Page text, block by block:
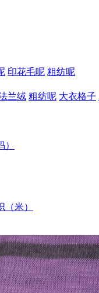
印花毛呢 粗纺呢
兰绒 粗纺呢 大衣格子
（米）